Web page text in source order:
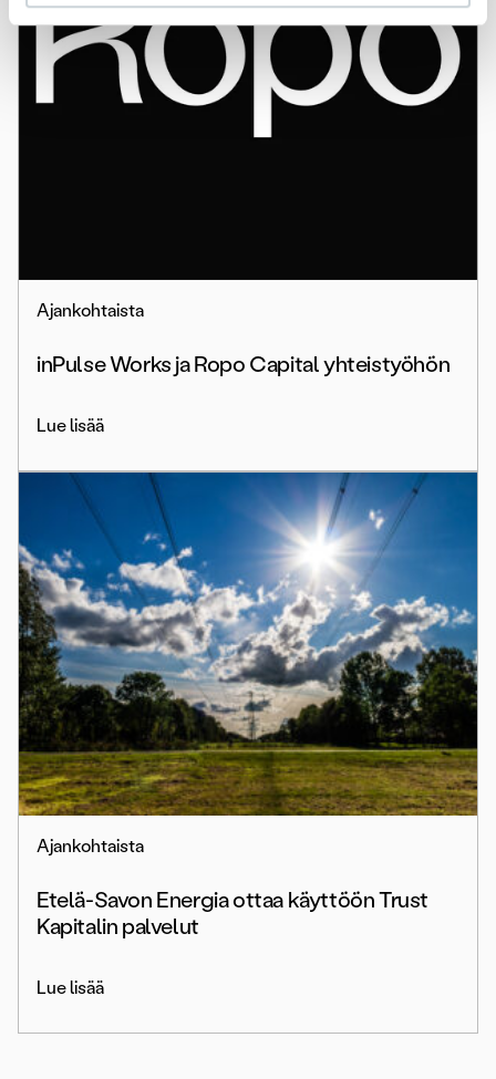
Ajankohtaista
inPulse Works ja Ropo Capital yhteistyöhön
Lue lisää
Ajankohtaista
Etelä-Savon Energia ottaa käyttöön Trust
Kapitalin palvelut
Lue lisää